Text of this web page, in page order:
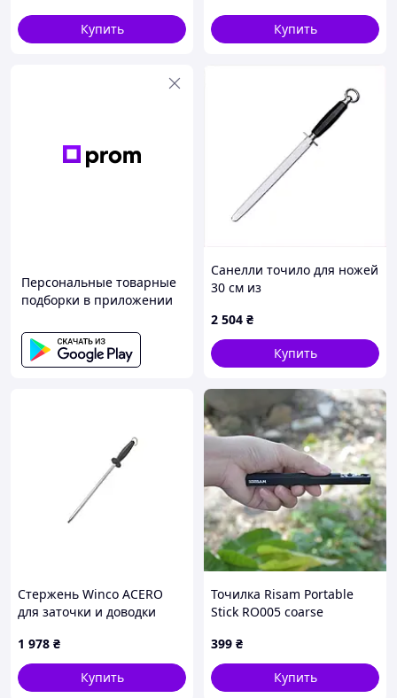
Купить
Купить
Персональные товарные
подборки в приложении
Санелли точило для ножей
30 см из
KT167660K1
2 504 ₴
Купить
Стержень Winco ACERO
для заточки и доводки
1 978 ₴
Купить
Точилка Risam Portable
Stick RO005 coarse
399 ₴
Купить